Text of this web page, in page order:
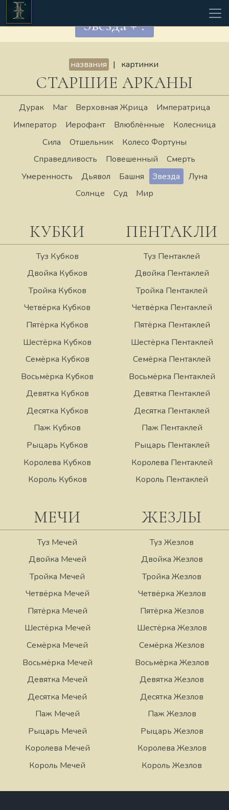
Звезда + ?
названия | картинки
СТАРШИЕ АРКАНЫ
Дурак Маг Верховная Жрица
Императрица
Император
Иерофант Влюблённые
Колесница
Сила
Отшельник
Колесо Фортуны
Справедливость
Повешенный
Смерть
Умеренность
Дьявол Башня Звезда
Луна
Солнце
Суд Мир
КУБКИ
Туз Кубков
Двойка Кубков
Тройка Кубков
Четвёрка Кубков
Пятёрка Кубков
Шестёрка Кубков
Семёрка Кубков
Восьмёрка Кубков
Девятка Кубков
Десятка Кубков
Паж Кубков
Рыцарь Кубков
Королева Кубков
Король Кубков
ПЕНТАКЛИ
Туз Пентаклей
Двойка Пентаклей
Тройка Пентаклей
Четвёрка Пентаклей
Пятёрка Пентаклей
Шестёрка Пентаклей
Семёрка Пентаклей
Восьмёрка Пентаклей
Девятка Пентаклей
Десятка Пентаклей
Паж Пентаклей
Рыцарь Пентаклей
Королева Пентаклей
Король Пентаклей
МЕЧИ
Туз Мечей
Двойка Мечей
Тройка Мечей
Четвёрка Мечей
Пятёрка Мечей
Шестёрка Мечей
Семёрка Мечей
Восьмёрка Мечей
Девятка Мечей
Десятка Мечей
Паж Мечей
Рыцарь Мечей
Королева Мечей
Король Мечей
ЖЕЗЛЫ
Туз Жезлов
Двойка Жезлов
Тройка Жезлов
Четвёрка Жезлов
Пятёрка Жезлов
Шестёрка Жезлов
Семёрка Жезлов
Восьмёрка Жезлов
Девятка Жезлов
Десятка Жезлов
Паж Жезлов
Рыцарь Жезлов
Королева Жезлов
Король Жезлов